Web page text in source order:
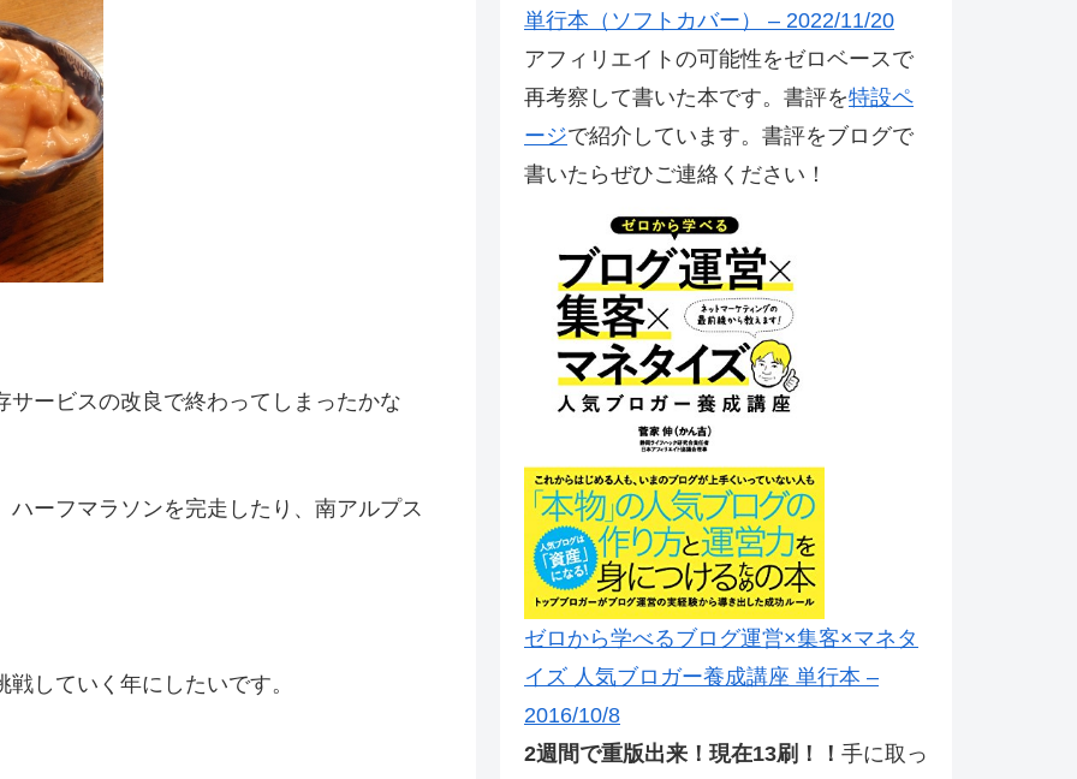
ービスの改良で終わってしまったかな
ーフマラソンを完走したり、南アルプス
していく年にしたいです。
単行本（ソフトカバー） – 2022/11/20
アフィリエイトの可能性をゼロベースで
再考察して書いた本です。書評を特設ペ
ージで紹介しています。書評をブログで
書いたらぜひご連絡ください！
ゼロから学べるブログ運営×集客×マネタ
イズ 人気ブロガー養成講座 単行本 –
2016/10/8
2週間で重版出来！現在13刷！！ 手に取っ